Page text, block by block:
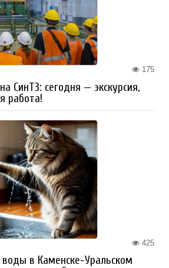
175
СинТЗ: сегодня — экскурсия,
работа!
425
в Каменске-Уральском